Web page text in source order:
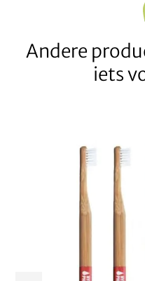
Andere
iets